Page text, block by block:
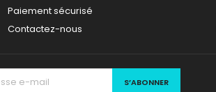
Paiement sécurisé
Contactez-nous